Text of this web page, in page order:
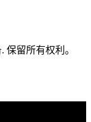
留所有权利。